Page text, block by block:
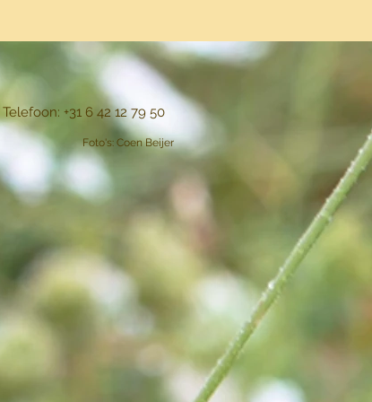
+31 6 42 12 79 50
Foto's: Coen Beijer